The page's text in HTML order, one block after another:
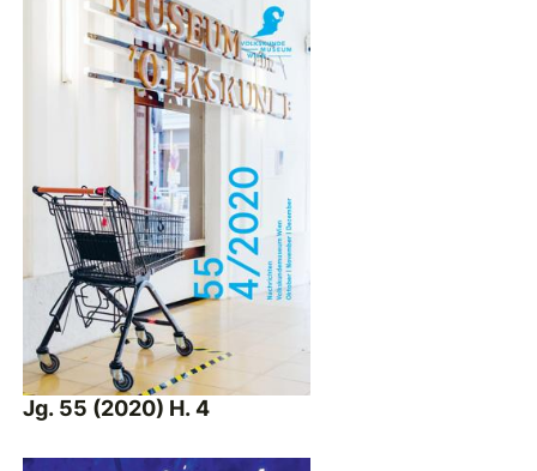
Jg. 55 (2020) H. 4